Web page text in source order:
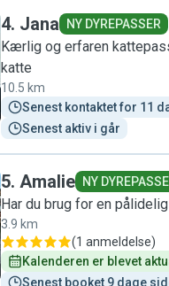
4. Jana NY DYREPASSER
Kærlig og erfaren
katte
10.5 km
Senest kontaktet for 11
Senest aktiv i går
5. Amalie NY
Har du brug for en
3.9 km
(1 anmeldelse)
Kalenderen er blevet
Senest booket 9 dage